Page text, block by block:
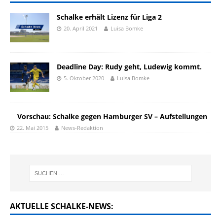
Schalke erhält Lizenz für Liga 2
20. April 2021 Luisa Bomke
Deadline Day: Rudy geht, Ludewig kommt.
5. Oktober 2020 Luisa Bomke
Vorschau: Schalke gegen Hamburger SV – Aufstellungen
22. Mai 2015 News-Redaktion
AKTUELLE SCHALKE-NEWS: